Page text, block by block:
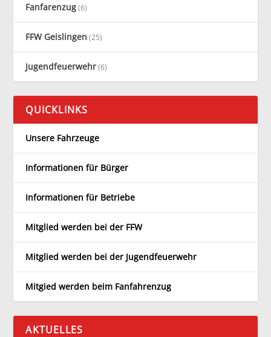
Fanfarenzug(6)
FFW Geislingen (25)
Jugendfeuerwehr(6)
QUICKLINKS
Unsere Fahrzeuge
Informationen für Bürger
Informationen für Betriebe
Mitglied werden bei der FFW
Mitglied werden bei der Jugendfeuerwehr
Mitgied werden beim Fanfahrenzug
AKTUELLES